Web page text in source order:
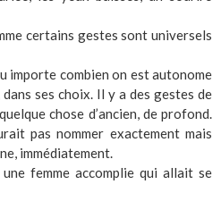
certains gestes sont universels
importe combien on est autonome
ses choix. Il y a des gestes de
chose d’ancien, de profond.
pas nommer exactement mais
immédiatement.
femme accomplie qui allait se